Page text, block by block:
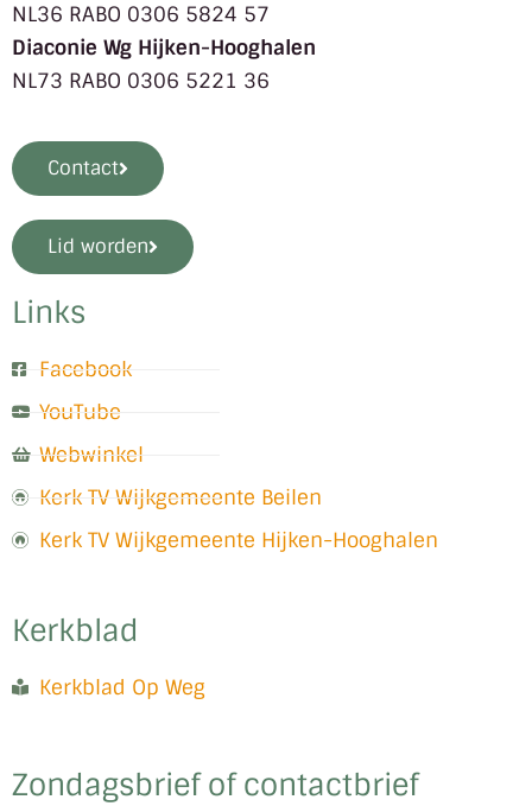
NL36 RABO 0306 5824 57
Diaconie Wg Hijken-Hooghalen
NL73 RABO 0306 5221 36
Contact
Lid worden
Links
Facebook
YouTube
Webwinkel
Kerk TV Wijkgemeente Beilen
Kerk TV Wijkgemeente Hijken-Hooghalen
Kerkblad
Kerkblad Op Weg
Zondagsbrief of contactbrief